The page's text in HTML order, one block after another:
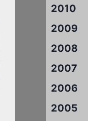
2010
2009
2008
2007
2006
2005